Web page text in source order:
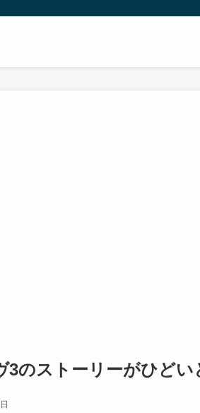
3のストーリーがひど